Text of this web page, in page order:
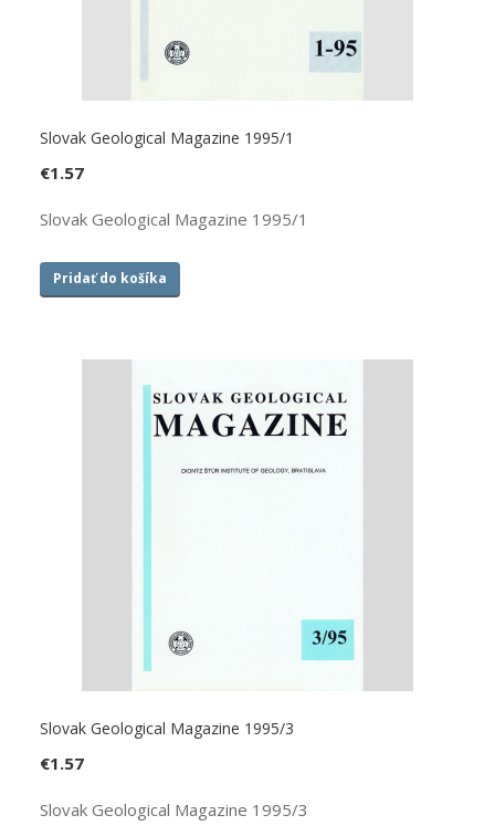
Slovak Geological Magazine 1995/1
€1.57
Slovak Geological Magazine 1995/1
Pridať do košíka
Slovak Geological Magazine 1995/3
€1.57
Slovak Geological Magazine 1995/3